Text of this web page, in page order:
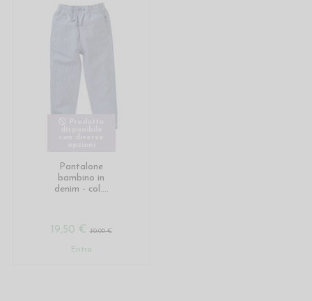
Pantalone
bambino in
denim - col....
19,50 € 30,00 €
Entra